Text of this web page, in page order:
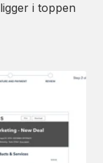
i toppen